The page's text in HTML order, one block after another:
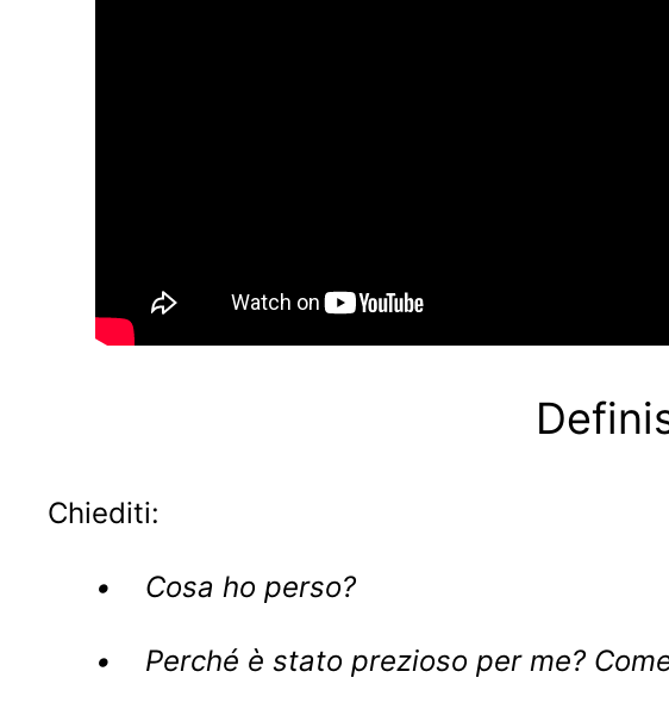
Chiediti:
• Cosa ho perso?
• Perché è stato prezioso per me?